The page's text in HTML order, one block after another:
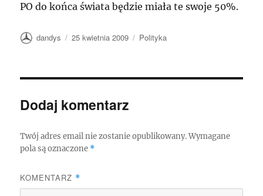
PO do końca świata będzie miała te swoje 50%.
Autor
dandys
Data
25 kwietnia 2009 Kategorie
Polityka
Dodaj komentarz
Twój adres email nie zostanie opublikowany. Wymagane
pola są oznaczone *
KOMENTARZ *